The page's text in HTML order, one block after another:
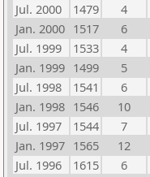
Jul. 2000
1479 4
Jan. 2000 1517 6
Jul. 1999
1533 4
Jan. 1999 1499 5
Jul. 1998
1541 6
Jan. 1998 1546 10
Jul. 1997
1544 7
Jan. 1997 1565 12
Jul. 1996
1615 6